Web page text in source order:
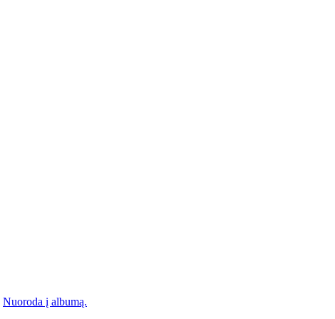
Nuoroda į albumą.